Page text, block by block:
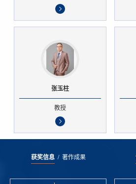
张玉柱
教授
获奖信息/ 著作成果